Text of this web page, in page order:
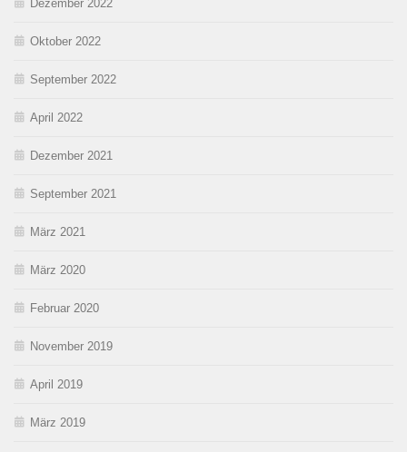
Dezember 2022
Oktober 2022
September 2022
April 2022
Dezember 2021
September 2021
März 2021
März 2020
Februar 2020
November 2019
April 2019
März 2019